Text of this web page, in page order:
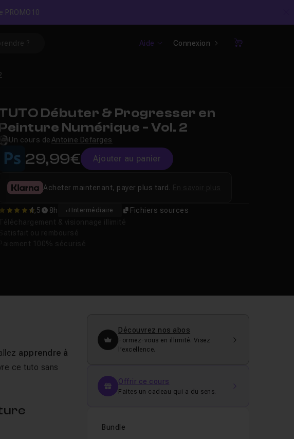
Aide Connexion
Panier
Débuter & Progresser en
Numérique - Vol. 2
Un cours de Antoine Defarges
29,99€ Ajouter au panier
4.5227272727273
4,5 8h Intermédiaire Fichiers sources
Acheter maintenant, payer plus tard.
apprendre à
ce tuto sans
Découvrez nos abos
Formez-vous en illimité. Visez
l’excellence.
Offrir ce cours
Faites un cadeau qui a du sens.
Bundle